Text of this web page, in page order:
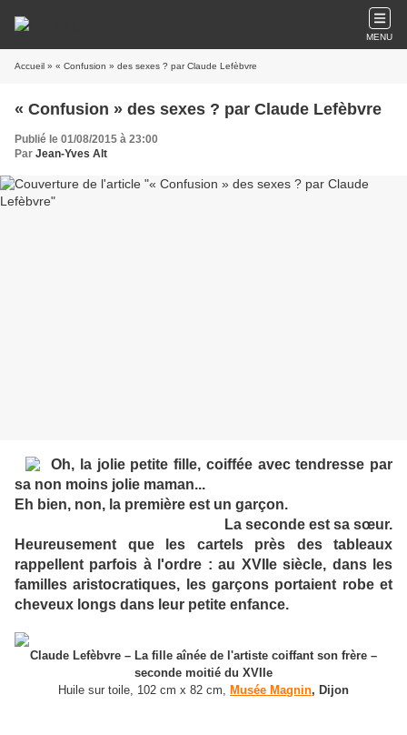
MENU
Accueil » « Confusion » des sexes ? par Claude Lefèbvre
« Confusion » des sexes ? par Claude Lefèbvre
Publié le 01/08/2015 à 23:00
Par Jean-Yves Alt
Oh, la jolie petite fille, coiffée avec tendresse par
sa non moins jolie maman...
Eh bien, non, la première est un garçon.
La seconde est sa sœur.
Heureusement que les cartels près des tableaux
rappellent parfois à l'ordre :au XVIIe siècle, dans les
familles aristocratiques, les garçons portaient robe et
cheveux longs dans leur petite enfance.
Claude Lefèbvre – La fille aînée de l'artiste coiffant son frère –
seconde moitié du XVIIe
Huile sur toile, 102 cm x 82 cm, Musée Magnin, Dijon